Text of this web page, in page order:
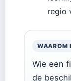
regio
WAAROM
Wie een
de